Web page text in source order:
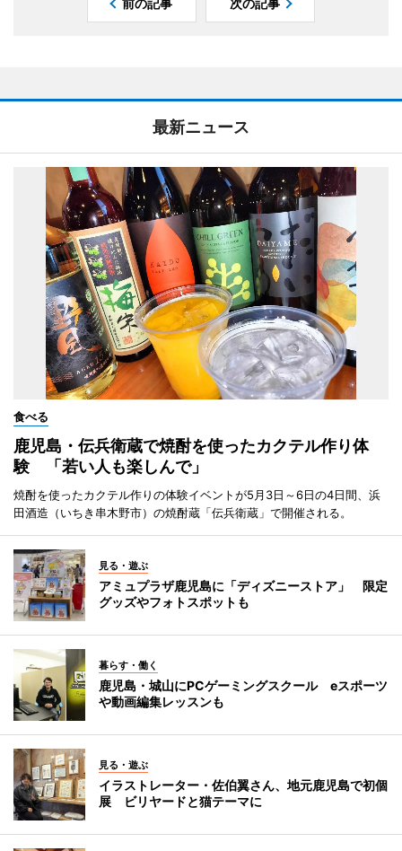
最新ニュース
食べる
鹿児島・伝兵衛蔵で焼酎を使ったカクテル作り体
験 「若い人も楽しんで」
焼酎を使ったカクテル作りの体験イベントが5月3日～6日の4日間、浜
田酒造（いちき串木野市）の焼酎蔵「伝兵衛蔵」で開催される。
見る・遊ぶ
アミュプラザ鹿児島に「ディズニーストア」 限定
グッズやフォトスポットも
暮らす・働く
鹿児島・城山にPCゲーミングスクール eスポーツ
や動画編集レッスンも
見る・遊ぶ
イラストレーター・佐伯翼さん、地元鹿児島で初個
展 ビリヤードと猫テーマに